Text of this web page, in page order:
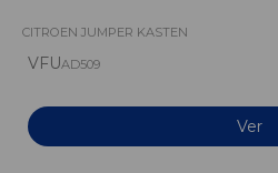
CITROEN JUMPER KASTEN
VFUAD509
Ver